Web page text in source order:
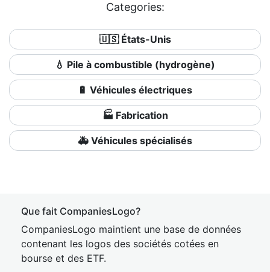
Categories:
🇺🇸 États-Unis
💧 Pile à combustible (hydrogène)
🔋 Véhicules électriques
🏭 Fabrication
🚑 Véhicules spécialisés
Que fait CompaniesLogo?
CompaniesLogo maintient une base de données
contenant les logos des sociétés cotées en
bourse et des ETF.